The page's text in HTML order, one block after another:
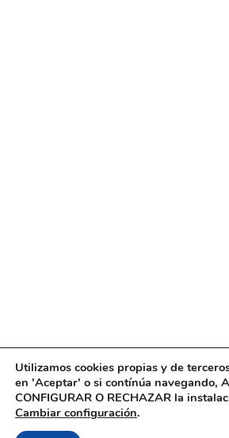
Utilizamos cookies propias y de
en 'Aceptar' o si contínúa navegando,
CONFIGURAR O RECHAZAR la
Cambiar configuración.